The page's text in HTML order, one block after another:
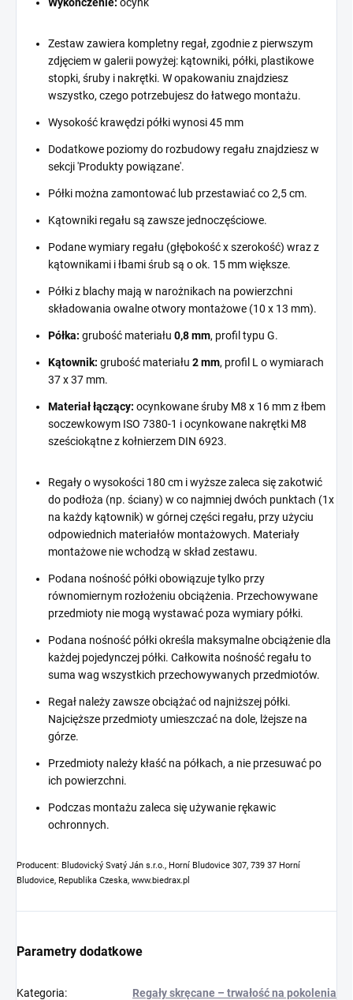
Zestaw zawiera kompletny regał, zgodnie z pierwszym
zdjęciem w galerii powyżej: kątowniki, półki, plastikowe
stopki, śruby i nakrętki. W opakowaniu znajdziesz
wszystko, czego potrzebujesz do łatwego montażu.
Wysokość krawędzi półki wynosi 45 mm
Dodatkowe poziomy do rozbudowy regału znajdziesz w
sekcji 'Produkty powiązane'.
Półki można zamontować lub przestawiać co 2,5 cm.
Kątowniki regału są zawsze jednoczęściowe.
Podane wymiary regału (głębokość x szerokość) wraz z
kątownikami i łbami śrub są o ok. 15 mm większe.
Półki z blachy mają w narożnikach na powierzchni
składowania owalne otwory montażowe (10 x 13 mm).
Półka: grubość materiału 0,8 mm, profil typu G.
Kątownik: grubość materiału 2 mm, profil L o wymiarach
37 x 37 mm.
Materiał łączący: ocynkowane śruby M8 x 16 mm z łbem
soczewkowym ISO 7380-1 i ocynkowane nakrętki M8
sześciokątne z kołnierzem DIN 6923.
Regały o wysokości 180 cm i wyższe zaleca się zakotwić
do podłoża (np. ściany) w co najmniej dwóch punktach (1x
na każdy kątownik) w górnej części regału, przy użyciu
odpowiednich materiałów montażowych. Materiały
montażowe nie wchodzą w skład zestawu.
Podana nośność półki obowiązuje tylko przy
równomiernym rozłożeniu obciążenia. Przechowywane
przedmioty nie mogą wystawać poza wymiary półki.
Podana nośność półki określa maksymalne obciążenie dla
każdej pojedynczej półki. Całkowita nośność regału to
suma wag wszystkich przechowywanych przedmiotów.
Regał należy zawsze obciążać od najniższej półki.
Najcięższe przedmioty umieszczać na dole, lżejsze na
górze.
Przedmioty należy kłaść na półkach, a nie przesuwać po
ich powierzchni.
Podczas montażu zaleca się używanie rękawic
ochronnych.
Producent: Bludovický Svatý Ján s.r.o., Horní Bludovice 307, 739 37 Horní
Bludovice, Republika Czeska, www.biedrax.pl
Parametry dodatkowe
Kategoria: Regały skręcane – trwałość na pokolenia